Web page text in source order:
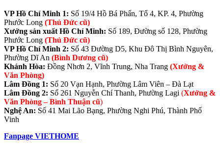
VP Hồ Chí Minh 1: Số 19/4 Hồ Bá Phấn, Tổ 4, KP. 4, Phường
Phước Long (Thủ Đức cũ)
Xưởng sản xuất Hồ Chí Minh: Số 189, Đường số 128, Phường
Phước Long (Thủ Đức cũ)
VP Hồ Chí Minh 2: Số 43 Đường D5, Khu Đô Thị Bình Nguyên,
Phường Dĩ An (Bình Dương cũ)
Khánh Hòa: Đồng Nhơn 2, Vĩnh Trung, Nha Trang (Xưởng &
Văn Phòng)
Lâm Đồng 1: Số 20 Vạn Hạnh, Phường Lâm Viên – Đà Lạt
Lâm Đồng 2: Số 261 Nguyễn Chí Thanh, Phường Lagi (Xưởng &
Văn Phòng – Bình Thuận cũ)
Nghệ An: Số 41 Mai Lão Bạng, Phường Nghi Phú, Thành Phố
Vinh
Fanpage VIETHOME